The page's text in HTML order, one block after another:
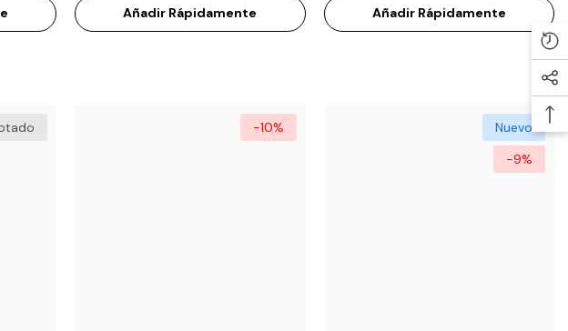
Añadir Rápidamente Añadir Rápidamente
-10%
Nuevo
-9%